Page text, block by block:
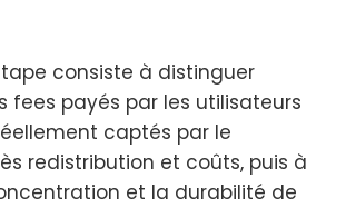
consiste à distinguer
fees payés par les utilisateurs
captés par le
redistribution et coûts, puis à
et la durabilité de